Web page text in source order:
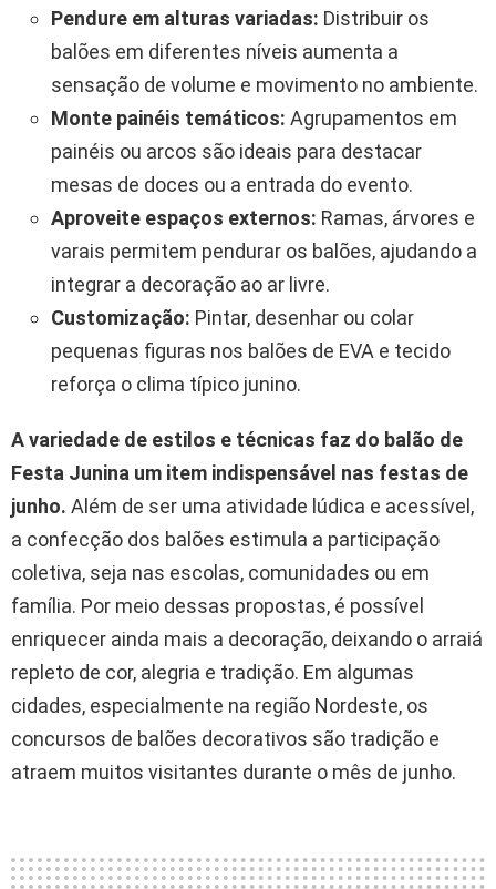
Pendure em alturas variadas: Distribuir os
balões em diferentes níveis aumenta a
sensação de volume e movimento no ambiente.
Monte painéis temáticos: Agrupamentos em
painéis ou arcos são ideais para destacar
mesas de doces ou a entrada do evento.
Aproveite espaços externos: Ramas, árvores e
varais permitem pendurar os balões, ajudando a
integrar a decoração ao ar livre.
Customização: Pintar, desenhar ou colar
pequenas figuras nos balões de EVA e tecido
reforça o clima típico junino.
A variedade de estilos e técnicas faz do balão de
Festa Junina um item indispensável nas festas de
junho. Além de ser uma atividade lúdica e acessível,
a confecção dos balões estimula a participação
coletiva, seja nas escolas, comunidades ou em
família. Por meio dessas propostas, é possível
enriquecer ainda mais a decoração, deixando o arraiá
repleto de cor, alegria e tradição. Em algumas
cidades, especialmente na região Nordeste, os
concursos de balões decorativos são tradição e
atraem muitos visitantes durante o mês de junho.